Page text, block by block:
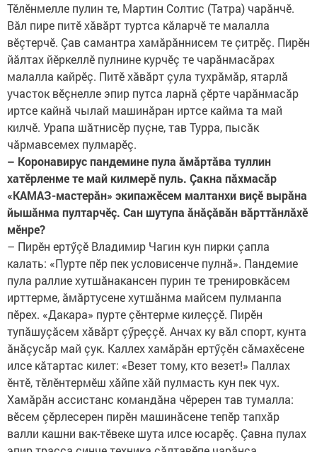
Тӗлӗнмелле пулин те, Мартин Солтис (Татра) чарăнчӗ.
Вăл пире питӗ хăвăрт туртса кăларчӗ те малалла
вӗçтерчӗ. Çав самантра хамăрăннисем те çитрӗç. Пирӗн
йăлтах йӗркеллӗ пулнине курчӗç те чарăнмасăрах
малалла кайрӗç. Питӗ хăвăрт çула тухрăмăр, ятарлă
участок вӗçнелле эпир путса ларнă çӗрте чарăнмасăр
иртсе кайнă чылай машинăран иртсе кайма та май
килчӗ. Урапа шăтнисӗр пуçне, тав Турра, пысăк
чăрмавсемех пулмарӗç.
– Коронавирус пандемине пула ăмăртăва туллин
хатӗрленме те май килмерӗ пуль. Çакна пăхмасăр
«КАМАЗ-мастерăн» экипажӗсем малтанхи виçӗ вырăна
йышăнма пултарчӗç. Сан шутупа ăнăçăвăн вăрттăнлăхӗ
мӗнре?
– Пирӗн ертӳçӗ Владимир Чагин кун пирки çапла
калать: «Пурте пӗр пек условисенче пулнă». Пандемие
пула раллие хутшăнакансен пурин те тренировкăсем
ирттерме, ăмăртусене хутшăнма майсем пулманпа
пӗрех. «Дакара» пурте çӗнтерме килеççӗ. Пирӗн
тупăшуçăсем хăвăрт çӳреççӗ. Анчах ку вăл спорт, кунта
ăнăçусăр май çук. Каллех хамăрăн ертӳçӗн сăмахӗсене
илсе кăтартас килет: «Везет тому, кто везет!» Паллах
ӗнтӗ, тӗлӗнтермӗш хăйпе хăй пулмасть кун пек чух.
Хамăрăн ассистанс командăна чӗререн тав тумалла:
вӗсем çӗрлесерен пирӗн машинăсене тепӗр тапхăр
валли кашни вак-тӗвеке шута илсе юсарӗç. Çавна пулах